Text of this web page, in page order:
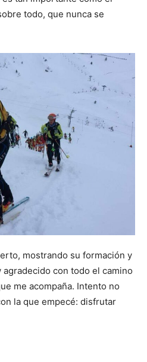
todo, que nunca se
mostrando su formación y
con todo el camino
me acompaña. Intento no
la que empecé: disfrutar